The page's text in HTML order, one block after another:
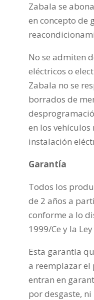
Zabala se
en concepto de
No se admiten
eléctricos o
Zabala no se
borrados de
en los
instalación
Garantía
Todos los
de 2 años a
conforme a lo
1999/Ce y la
Esta garantía
a reemplazar el
entran en
por desgaste,